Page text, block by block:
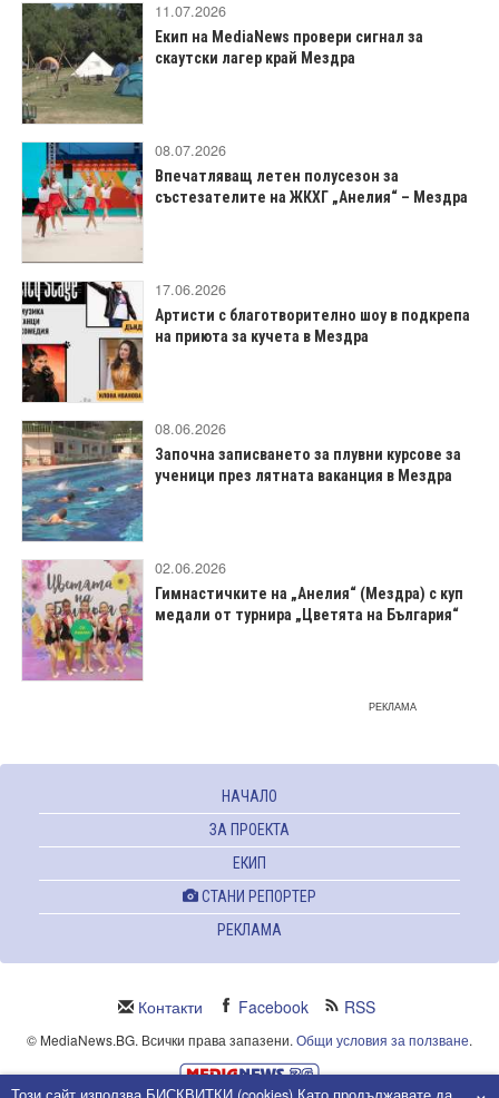
11.07.2026
Екип на MediaNews провери сигнал за
скаутски лагер край Мездра
08.07.2026
Впечатляващ летен полусезон за
състезателите на ЖКХГ „Анелия“ – Мездра
17.06.2026
Артисти с благотворително шоу в подкрепа
на приюта за кучета в Мездра
08.06.2026
Започна записването за плувни курсове за
ученици през лятната ваканция в Мездра
02.06.2026
Гимнастичките на „Анелия“ (Мездра) с куп
медали от турнира „Цветята на България“
РЕКЛАМА
НАЧАЛО
ЗА ПРОЕКТА
ЕКИП
СТАНИ РЕПОРТЕР
РЕКЛАМА
Контакти Facebook RSS
© MediaNews.BG. Всички права запазени. Общи условия за ползване.